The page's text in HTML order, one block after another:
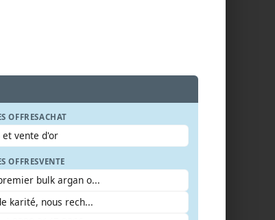
OFFRESACHAT
et vente d'or
OFFRESVENTE
bulk argan o...
karité, nous rech...